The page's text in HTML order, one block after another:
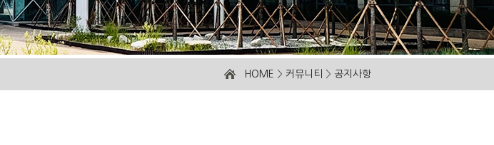
HOME > 커뮤니티 > 공지사항